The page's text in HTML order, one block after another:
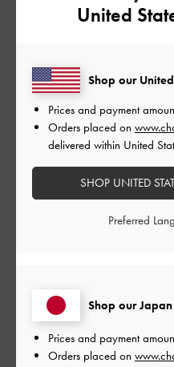
ご利用者様
サイズ感も良かったしとても
友人にもそのピアス可愛い‼
オススメです‼
サイズ:
デザイン
とても
もっと見る
United
Shop our
Prices and payment
Orders placed on
Shop our
Prices and payment
Orders placed on
delivered within United
SHOP UNITED
Preferred